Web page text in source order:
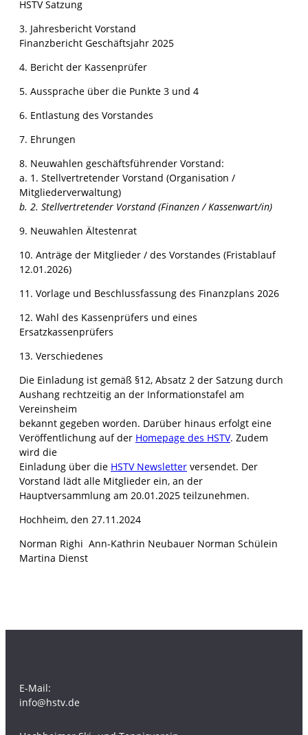
HSTV Satzung
3. Jahresbericht Vorstand
Finanzbericht Geschäftsjahr 2025
4. Bericht der Kassenprüfer
5. Aussprache über die Punkte 3 und 4
6. Entlastung des Vorstandes
7. Ehrungen
8. Neuwahlen geschäftsführender Vorstand:
a. 1. Stellvertretender Vorstand (Organisation /
Mitgliederverwaltung)
b. 2. Stellvertretender Vorstand (Finanzen / Kassenwart/in)
9. Neuwahlen Ältestenrat
10. Anträge der Mitglieder / des Vorstandes (Fristablauf
12.01.2026)
11. Vorlage und Beschlussfassung des Finanzplans 2026
12. Wahl des Kassenprüfers und eines
Ersatzkassenprüfers
13. Verschiedenes
Die Einladung ist gemäß §12, Absatz 2 der Satzung durch
Aushang rechtzeitig an der Informationstafel am
Vereinsheim
bekannt gegeben worden. Darüber hinaus erfolgt eine
Veröffentlichung auf der Homepage des HSTV. Zudem
wird die
Einladung über die HSTV Newsletter versendet. Der
Vorstand lädt alle Mitglieder ein, an der
Hauptversammlung am 20.01.2025 teilzunehmen.
Hochheim, den 27.11.2024
Norman Righi Ann-Kathrin Neubauer Norman Schülein
Martina Dienst
E-Mail:
info@hstv.de